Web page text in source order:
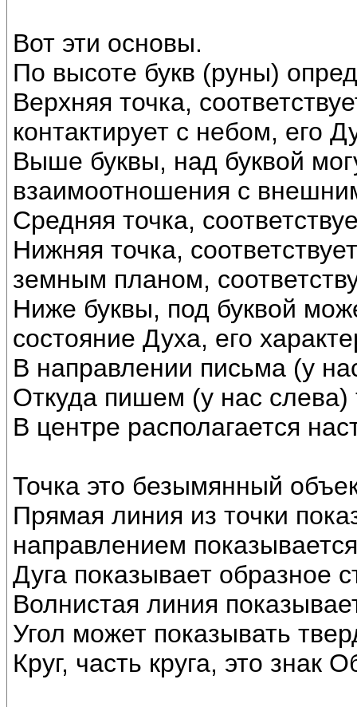
Вот эти основы.
По высоте букв (руны)
Верхняя точка,
контактирует с небом, его
Выше буквы, над буквой
взаимоотношения с
Средняя точка,
Нижняя точка,
земным планом,
Ниже буквы, под буквой
состояние Духа, его
В направлении письма (у
Откуда пишем (у нас
В центре располагается
Точка это безымянный
Прямая линия из точки
направлением
Дуга показывает образное
Волнистая линия
Угол может показывать
Круг, часть круга, это знак